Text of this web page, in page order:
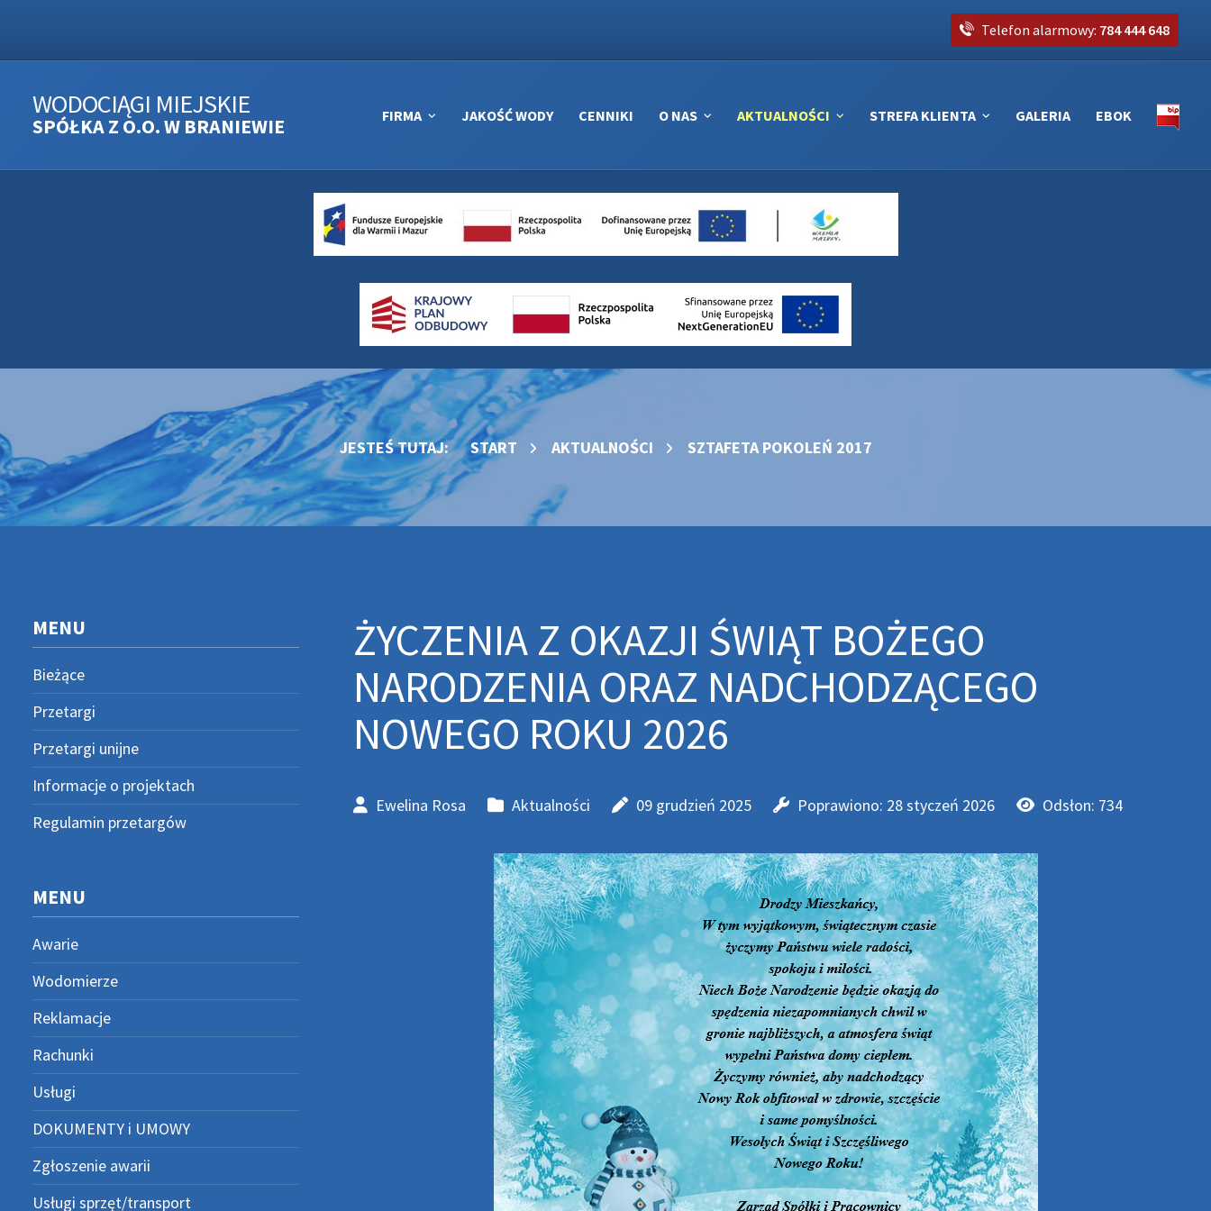
Telefon alarmowy: 784 444 648
WODOCIĄGI MIEJSKIE
SPÓŁKA Z O.O. W BRANIEWIE FIRMA JAKOŚĆ WODY CENNIKI O NAS AKTUALNOŚCI STREFA KLIENTA GALERIA EBOK
JESTEŚ TUTAJ: START AKTUALNOŚCI SZTAFETA POKOLEŃ 2017
MENU
Bieżące
Przetargi
Przetargi unijne
Informacje o projektach
Regulamin przetargów
MENU
Awarie
Wodomierze
Reklamacje
Rachunki
Usługi
DOKUMENTY i UMOWY
Zgłoszenie awarii
Usługi sprzęt/transport
ŻYCZENIA Z OKAZJI ŚWIĄT BOŻEGO
NARODZENIA ORAZ NADCHODZĄCEGO
NOWEGO ROKU 2026
Ewelina Rosa Aktualności 09 grudzień 2025 Poprawiono: 28 styczeń 2026 Odsłon: 734